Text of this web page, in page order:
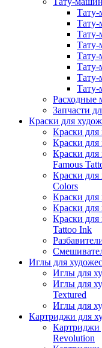
Тату-
Расходные
Запчасти
Краски для
Краски
Краски для
Краски для
Famous
Краски для
Colors
Краски для
Краски для
Краски для
Tattoo Ink
Иглы для
Иглы для
Иглы для
Textured
Иглы для
Картриджи для
Картриджи
Revolution